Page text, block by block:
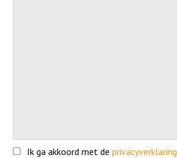
Ik ga akkoord met deprivacyverklaring